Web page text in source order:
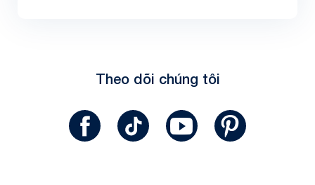
Theo dõi chúng tôi